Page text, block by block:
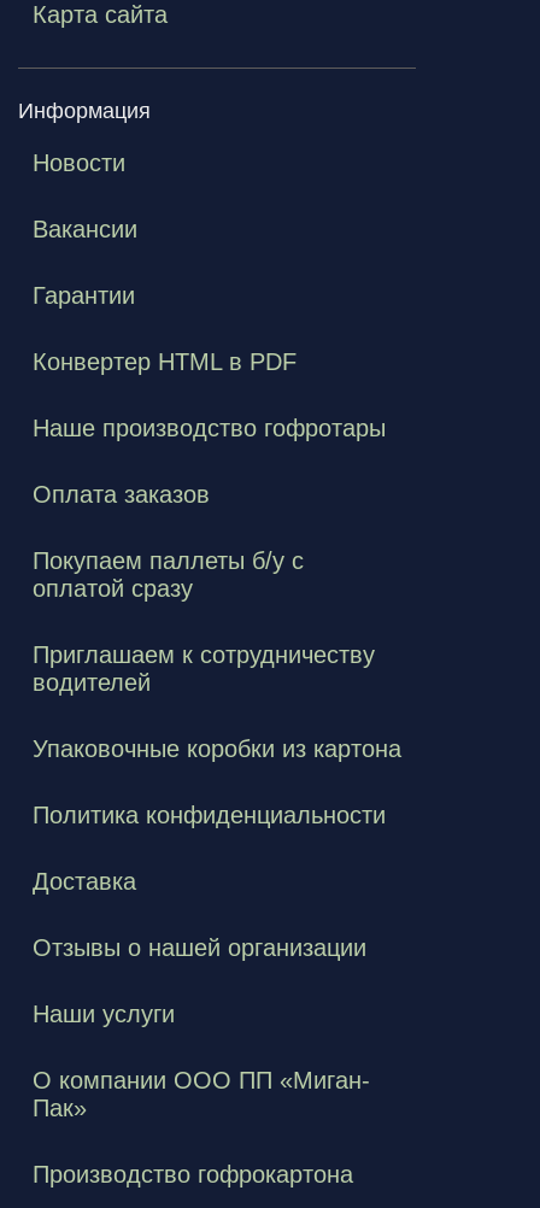
Карта сайта
Информация
Новости
Вакансии
Гарантии
Конвертер HTML в PDF
Наше производство гофротары
Оплата заказов
Покупаем паллеты б/у с
оплатой сразу
Приглашаем к сотрудничеству
водителей
Упаковочные коробки из картона
Политика конфиденциальности
Доставка
Отзывы о нашей организации
Наши услуги
О компании ООО ПП «Миган-
Пак»
Производство гофрокартона